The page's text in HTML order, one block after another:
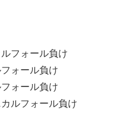
フォール負け
ォール負け
ォール負け
ルフォール負け